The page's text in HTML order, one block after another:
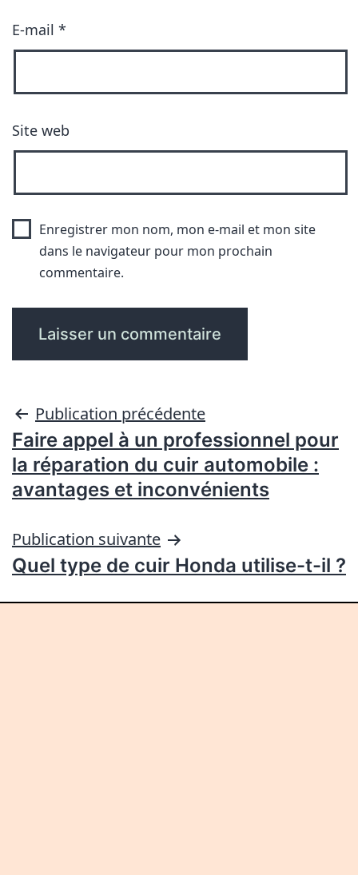
E-mail *
Site web
Enregistrer mon nom, mon e-mail et mon site
dans le navigateur pour mon prochain
commentaire.
Publication précédente
Faire appel à un professionnel pour
la réparation du cuir automobile :
avantages et inconvénients
Publication suivante
Quel type de cuir Honda utilise-t-il ?